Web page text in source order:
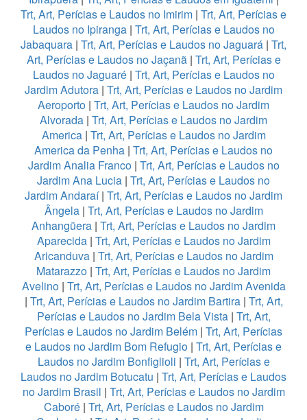
Trt, Art, Perícias e Laudos no Imirim | Trt, Art, Perícias e
Laudos no Ipiranga| Trt, Art, Perícias e Laudos no
Jabaquara | Trt, Art, Perícias e Laudos no Jaguará | Trt,
Art, Perícias e Laudos no Jaçanã| Trt, Art, Perícias e
Laudos no Jaguaré| Trt, Art, Perícias e Laudos no
Jardim Adutora | Trt, Art, Perícias e Laudos no Jardim
Aeroporto | Trt, Art, Perícias e Laudos no Jardim
Alvorada | Trt, Art, Perícias e Laudos no Jardim
America| Trt, Art, Perícias e Laudos no Jardim
America da Penha | Trt, Art, Perícias e Laudos no
Jardim Analia Franco| Trt, Art, Perícias e Laudos no
Jardim Ana Lucia | Trt, Art, Perícias e Laudos no
Jardim Andaraí| Trt, Art, Perícias e Laudos no Jardim
Ângela| Trt, Art, Perícias e Laudos no Jardim
Anhangüera | Trt, Art, Perícias e Laudos no Jardim
Aparecida| Trt, Art, Perícias e Laudos no Jardim
Aricanduva| Trt, Art, Perícias e Laudos no Jardim
Matarazzo | Trt, Art, Perícias e Laudos no Jardim
Avelino| Trt, Art, Perícias e Laudos no Jardim Avenida
| Trt, Art, Perícias e Laudos no Jardim Bartira| Trt, Art,
Perícias e Laudos no Jardim Bela Vista| Trt, Art,
Perícias e Laudos no Jardim Belém | Trt, Art, Perícias
e Laudos no Jardim Bom Refugio | Trt, Art, Perícias e
Laudos no Jardim Bonfiglioli | Trt, Art, Perícias e
Laudos no Jardim Botucatu | Trt, Art, Perícias e Laudos
no Jardim Brasil | Trt, Art, Perícias e Laudos no Jardim
Caboré| Trt, Art, Perícias e Laudos no Jardim